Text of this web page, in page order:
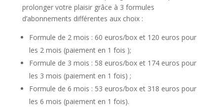
prolonger votre plaisir grâce à 3 formules
d’abonnements différentes aux choix :
Formule de 2 mois : 60 euros/box et 120 euros pour
les 2 mois (paiement en 1 fois );
Formule de 3 mois : 58 euros/box et 174 euros pour
les 3 mois (paiement en 1 fois) ;
Formule de 6 mois : 53 euros/box et 318 euros pour
les 6 mois (paiement en 1 fois).